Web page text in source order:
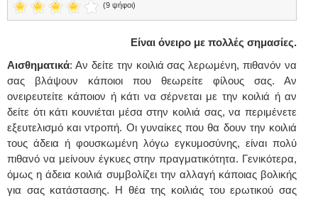
(9 ψήφοι)
Είναι όνειρο με πολλές σημασίες.
Αισθηματικά: Αν δείτε την κοιλιά σας λερωμένη, πιθανόν να
σας βλάψουν κάποιοι που θεωρείτε φίλους σας. Αν
ονειρευτείτε κάποιον ή κάτι να σέρνεται με την κοιλιά ή αν
δείτε ότι κάτι κουνιέται μέσα στην κοιλιά σας, να περιμένετε
εξευτελισμό και ντροπή. Οι γυναίκες που θα δουν την κοιλιά
τους άδεια ή φουσκωμένη λόγω εγκυμοσύνης, είναι πολύ
πιθανό να μείνουν έγκυες στην πραγματικότητα. Γενικότερα,
όμως η άδεια κοιλιά συμβολίζει την αλλαγή κάποιας βολικής
για σας κατάστασης. Η θέα της κοιλιάς του ερωτικού σας